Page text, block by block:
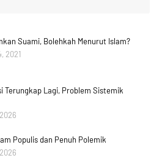
Suami, Bolehkah Menurut Islam?
2021
Terungkap Lagi, Problem Sistemik
Populis dan Penuh Polemik